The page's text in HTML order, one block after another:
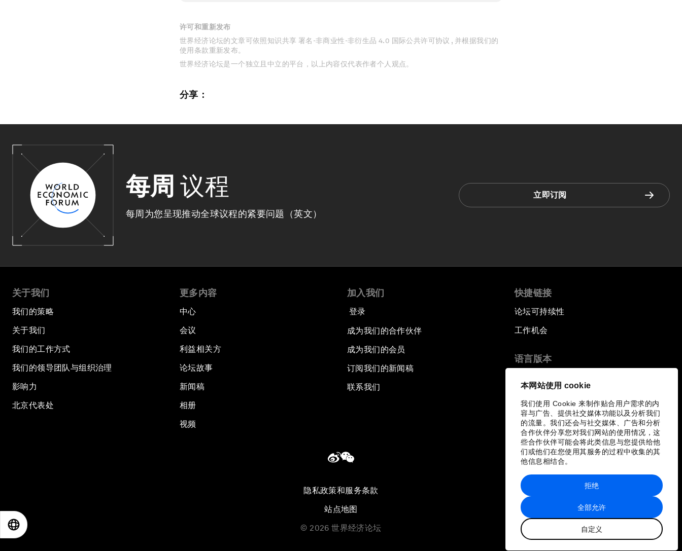
本网站使用 cookie
我们使用 Cookie 来制作贴合用户需求的内
容与广告、提供社交媒体功能以及分析我们
的流量。我们还会与社交媒体、广告和分析
合作伙伴分享您对我们网站的使用情况，这
些合作伙伴可能会将此类信息与您提供给他
们或他们在您使用其服务的过程中收集的其
他信息相结合。
全部允许
自定义
拒绝
许可和重新发布
世界经济论坛的文章可依照知识共享 署名-非商业性-非衍生品 4.0 国际公共许可协议 , 并根据我们的
使用条款重新发布。
世界经济论坛是一个独立且中立的平台，以上内容仅代表作者个人观点。
分享：
每周 议程
每周为您呈现推动全球议程的紧要问题（英文）
立即订阅
关于我们
我们的策略
关于我们
我们的工作方式
我们的领导团队与组织治理
影响力
北京代表处
更多内容
中心
会议
利益相关方
论坛故事
新闻稿
相册
视频
加入我们
登录
成为我们的合作伙伴
成为我们的会员
订阅我们的新闻稿
联系我们
快捷链接
论坛可持续性
工作机会
语言版本
隐私政策和服务条款
站点地图
© 2026 世界经济论坛